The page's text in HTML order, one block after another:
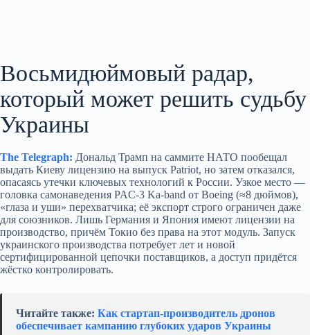
Восьмидюймовый радар,
который может решить судьбу
Украины
The Telegraph: Дональд Трамп на саммите НАТО пообещал
выдать Киеву лицензию на выпуск Patriot, но затем отказался,
опасаясь утечки ключевых технологий к России. Узкое место —
головка самонаведения PAC‑3 Ka‑band от Boeing (≈8 дюймов),
«глаза и уши» перехватчика; её экспорт строго ограничен даже
для союзников. Лишь Германия и Япония имеют лицензии на
производство, причём Токио без права на этот модуль. Запуск
украинского производства потребует лет и новой
сертифицированной цепочки поставщиков, а доступ придётся
жёстко контролировать.
Читайте также: Как стартап‑производитель дронов
обеспечивает кампанию глубоких ударов Украины